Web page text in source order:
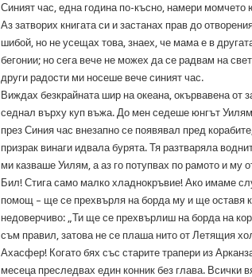
Синият час, една година по-късно, намери момчето
Аз затворих книгата си и застанах прав до
шибой, но не усещах това, знаех, че мама е в
бегонии; но сега вече не можех да се радвам на
други радости ми носеше вече синият час.
Виждах безкрайната шир на океана, окървавена от
седнал върху куп въжа. До мен седеше юнгът Уилям
през Синия час внезапно се появявал пред
призрак винаги идвала бурята. Тя разтваряла
ми казваше Уилям, а аз го потупвах по рамото и му
Бил! Стига само малко хладнокръвие! Ако имаме
помощ – ще се прехвърля на борда му и ще оставя
недоверчиво: „Ти ще се прехвърлиш на борда на
съм правил, затова не се плаша нито от Летящия
Ахасфер! Когато бях със старите трапери из
месеца преследвах един конник без глава. Всички